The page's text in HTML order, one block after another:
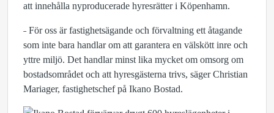
att innehålla nyproducerade hyresrätter i Köpenhamn.
˗ För oss är fastighetsägande och förvaltning ett åtagande
som inte bara handlar om att garantera en välskött inre och
yttre miljö. Det handlar minst lika mycket om omsorg om
bostadsområdet och att hyresgästerna trivs, säger Christian
Mariager, fastighetschef på Ikano Bostad.